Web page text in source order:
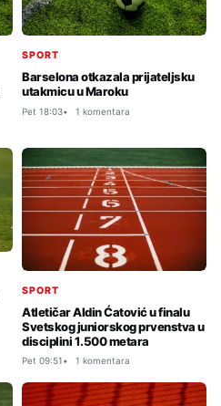
SPORT
Barselona otkazala prijateljsku
utakmicu u Maroku
Pet 18:03 1 komentara
SPORT
Atletičar Aldin Ćatović u finalu
Svetskog juniorskog prvenstva u
disciplini 1.500 metara
Pet 09:51 1 komentara